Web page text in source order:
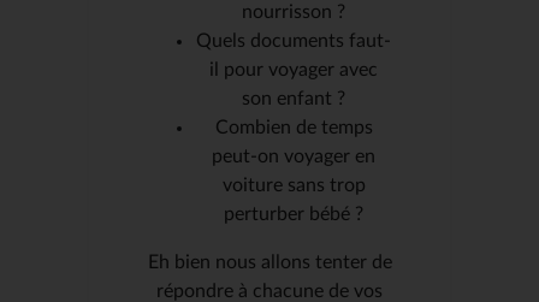
nourrisson ?
Quels documents faut-
il pour voyager avec
son enfant ?
Combien de temps
peut-on voyager en
voiture sans trop
perturber bébé ?
Eh bien nous allons tenter de
répondre à chacune de vos